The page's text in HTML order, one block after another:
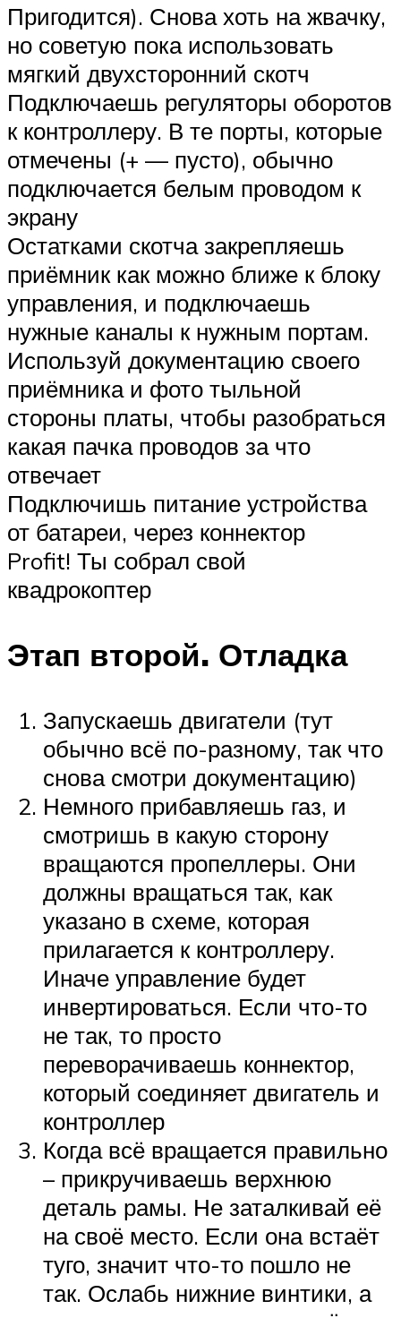
Пригодится). Снова хоть на жвачку,
но советую пока использовать
мягкий двухсторонний скотч
Подключаешь регуляторы оборотов
к контроллеру. В те порты, которые
отмечены (+ — пусто), обычно
подключается белым проводом к
экрану
Остатками скотча закрепляешь
приёмник как можно ближе к блоку
управления, и подключаешь
нужные каналы к нужным портам.
Используй документацию своего
приёмника и фото тыльной
стороны платы, чтобы разобраться
какая пачка проводов за что
отвечает
Подключишь питание устройства
от батареи, через коннектор
Profit! Ты собрал свой
квадрокоптер
Этап второй. Отладка
Запускаешь двигатели (тут
обычно всё по-разному, так что
снова смотри документацию)
Немного прибавляешь газ, и
смотришь в какую сторону
вращаются пропеллеры. Они
должны вращаться так, как
указано в схеме, которая
прилагается к контроллеру.
Иначе управление будет
инвертироваться. Если что-то
не так, то просто
переворачиваешь коннектор,
который соединяет двигатель и
контроллер
Когда всё вращается правильно
– прикручиваешь верхнюю
деталь рамы. Не заталкивай её
на своё место. Если она встаёт
туго, значит что-то пошло не
так. Ослабь нижние винтики, а